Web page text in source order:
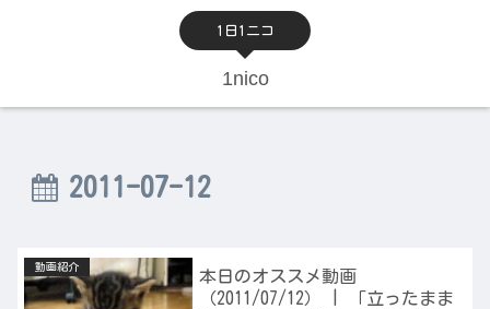
1日1ニコ
1nico
2011-07-12
動画紹介
本日のオススメ動画
（2011/07/12） | 「立ったまま